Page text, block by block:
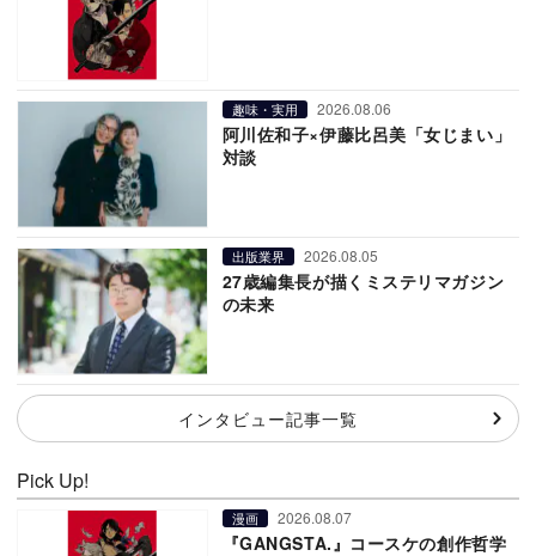
趣味・実用 2026.08.06
阿川佐和子×伊藤比呂美「女じまい」
対談
出版業界 2026.08.05
27歳編集長が描くミステリマガジン
の未来
インタビュー記事一覧
Pick Up!
漫画 2026.08.07
『GANGSTA.』コースケの創作哲学